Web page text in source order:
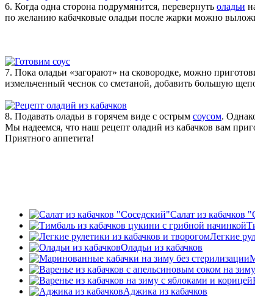
6. Когда одна сторона подрумянится, перевернуть оладьи
по желанию кабачковые оладьи после жарки можно
7. Пока оладьи «загорают» на сковородке, можно
измельченный чеснок со сметаной, добавить большую
8. Подавать оладьи в горячем виде с острым соусом.
Мы надеемся, что наш рецепт оладий из кабачков вам
Приятного аппетита!
Салат из кабачков
Легкие
Оладьи из кабачков
Аджика из кабачков